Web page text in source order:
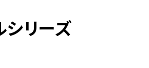
シリーズ